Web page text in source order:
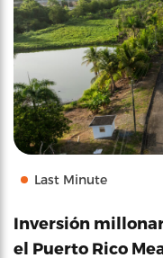
Last Minute
Inversión
el Puerto Rico